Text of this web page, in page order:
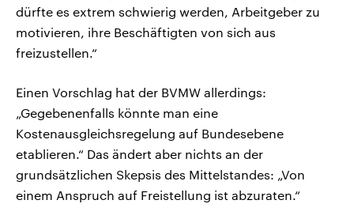
dürfte es extrem schwierig werden, Arbeitgeber zu
motivieren, ihre Beschäftigten von sich aus
freizustellen.“
Einen Vorschlag hat der BVMW allerdings:
„Gegebenenfalls könnte man eine
Kostenausgleichsregelung auf Bundesebene
etablieren.“ Das ändert aber nichts an der
grundsätzlichen Skepsis des Mittelstandes: „Von
einem Anspruch auf Freistellung ist abzuraten.“